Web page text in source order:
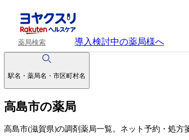
薬局検索 導入検討中の薬局様へ
駅名・薬局名・市区町村名
高島市の薬局
高島市(滋賀県)の調剤薬局一覧。ネット予約・処方